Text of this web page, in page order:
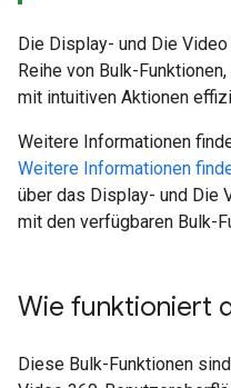
Die Display- und Die
Reihe von Bulk-
mit intuitiven Aktionen
Weitere Informationen
Weitere Informationen
über das Display- und Die
mit den verfügbaren Bulk-
Wie funktioniert
Diese Bulk-Funktionen